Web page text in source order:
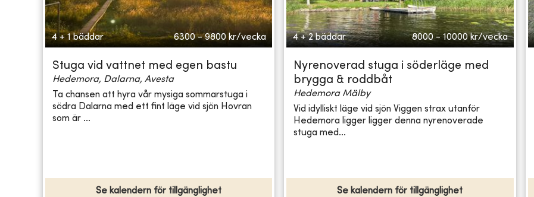
4 + 1 bäddar 6300 - 9800 kr/vecka
Stuga vid vattnet med egen bastu
Hedemora, Dalarna, Avesta
Ta chansen att hyra vår mysiga sommarstuga i
södra Dalarna med ett fint läge vid sjön Hovran
som är ...
Se kalendern för tillgänglighet
4 + 2 bäddar 8000 - 10000 kr/vecka
Nyrenoverad stuga i söderläge med
brygga & roddbåt
Hedemora Mälby
Vid idylliskt läge vid sjön Viggen strax utanför
Hedemora ligger ligger denna nyrenoverade
stuga med...
Se kalendern för tillgänglighet